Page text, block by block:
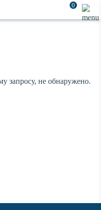
0
запросу, не обнаружено.